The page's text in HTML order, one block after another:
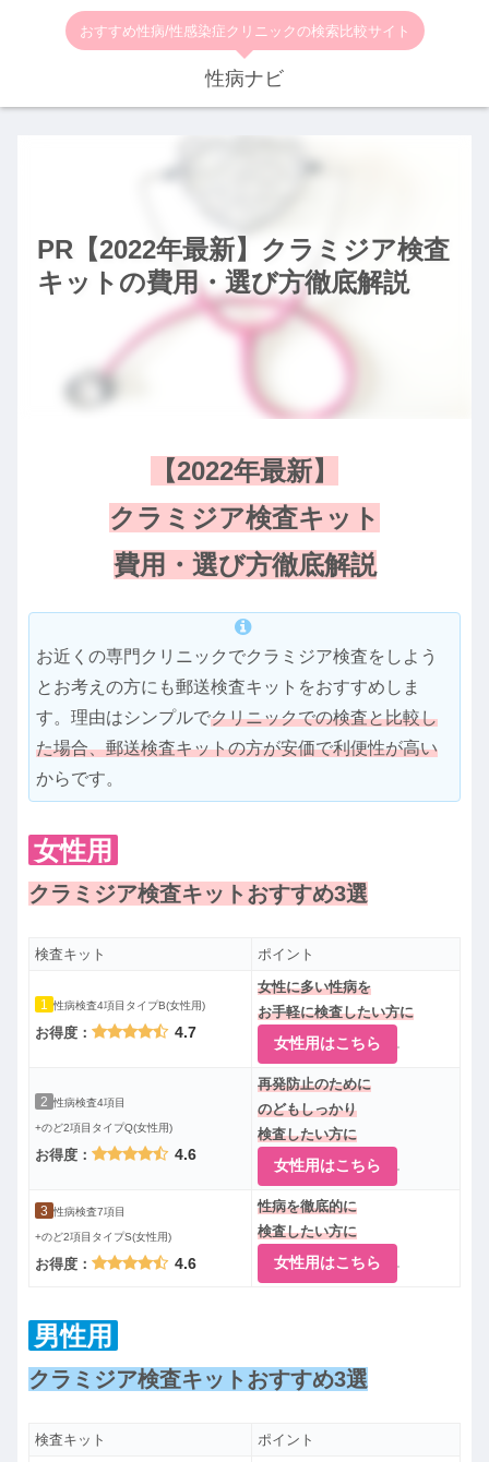
おすすめ性病/性感染症クリニックの検索比較サイト
性病ナビ
PR【2022年最新】クラミジア検査
キットの費用・選び方徹底解説
【2022年最新】
クラミジア検査キット
費用・選び方徹底解説
お近くの専門クリニックでクラミジア検査をしよう
とお考えの方にも郵送検査キットをおすすめしま
す。理由はシンプルでクリニックでの検査と比較し
た場合、郵送検査キットの方が安価で利便性が高い
からです。
女性用
クラミジア検査キットおすすめ3選
検査キット ポイント
1 性病検査4項目タイプB(女性用)
お得度： 4.7
女性に多い性病を
お手軽に検査したい方に
女性用はこちら
2 性病検査4項目
+のど2項目タイプQ(女性用)
お得度： 4.6
再発防止のために
のどもしっかり
検査したい方に
女性用はこちら
3 性病検査7項目
+のど2項目タイプS(女性用)
お得度： 4.6
性病を徹底的に
検査したい方に
女性用はこちら
男性用
クラミジア検査キットおすすめ3選
検査キット ポイント